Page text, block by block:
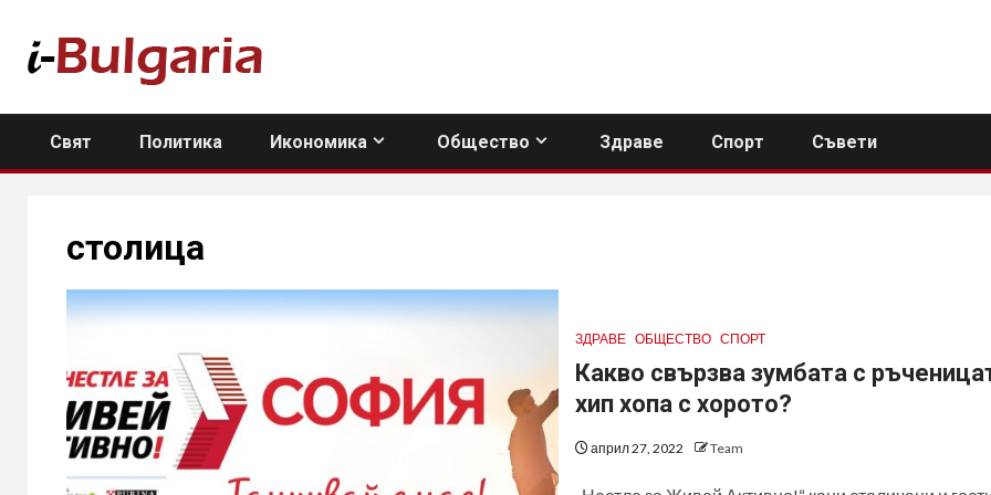
content
Свят Политика Икономика Общество Здраве Спорт Съвети
столица
ЗДРАВЕ ОБЩЕСТВО СПОРТ
Какво свързва зумбата с
хип хопа с хорото?
април 27, 2022 Team